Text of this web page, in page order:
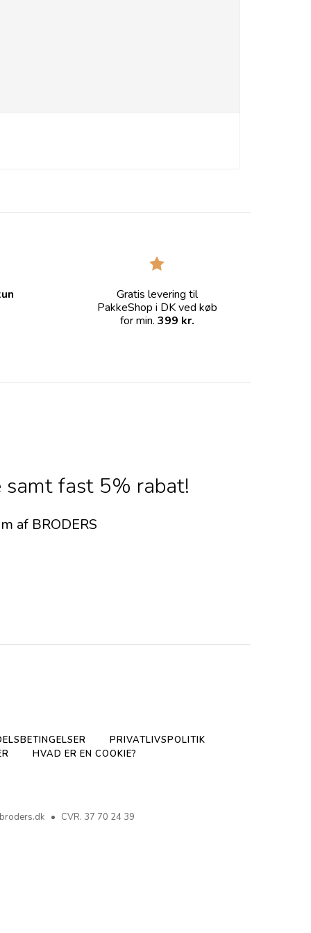
Gratis levering til
PakkeShop i DK ved køb
for min. 399 kr.
samt fast 5% rabat!
af BRODERS
PRIVATLIVSPOLITIK
HVAD ER EN COOKIE?
CVR. 37 70 24 39